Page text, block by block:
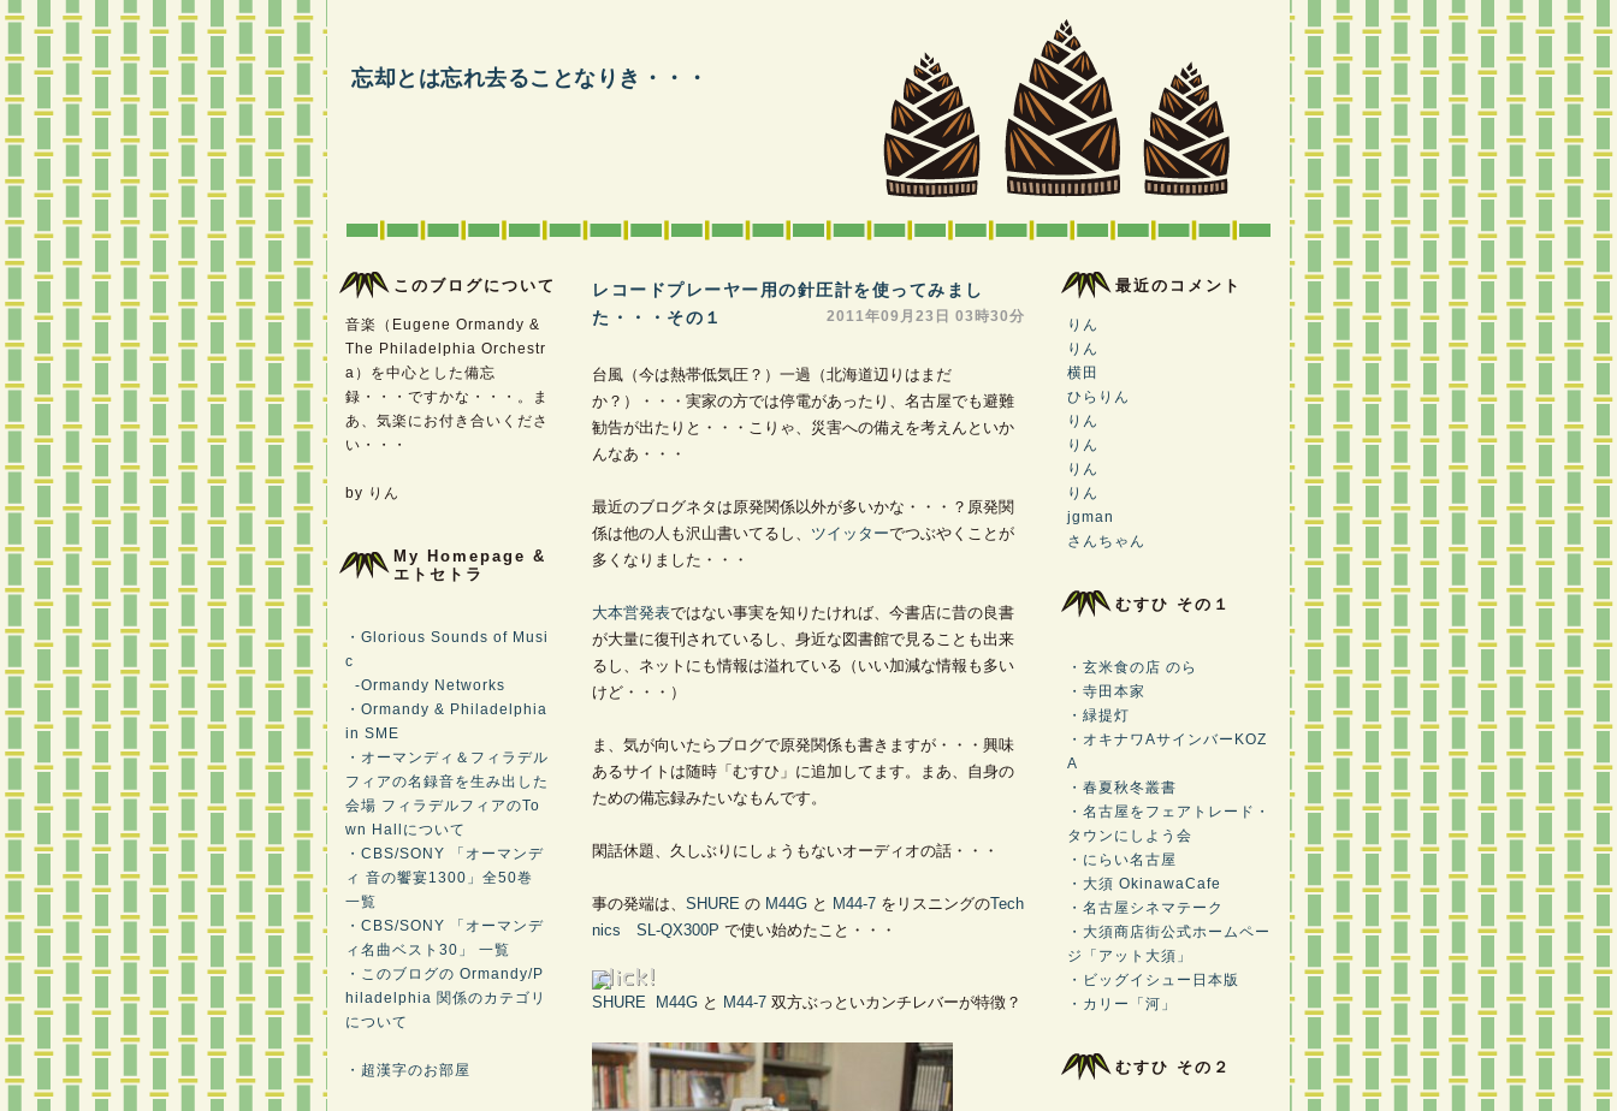
忘却とは忘れ去ることなりき・・・
このブログについて
音楽（Eugene Ormandy &
The Philadelphia Orchestr
a）を中心とした備忘
録・・・ですかな・・・。ま
あ、気楽にお付き合いくださ
い・・・
by りん
My Homepage &
エトセトラ
・Glorious Sounds of Musi
c
-Ormandy Networks
・Ormandy & Philadelphia
in SME
・オーマンディ＆フィラデル
フィアの名録音を生み出した
会場 フィラデルフィアのTo
wn Hallについて
・CBS/SONY 「オーマンデ
ィ 音の饗宴1300」全50巻
一覧
・CBS/SONY 「オーマンデ
ィ名曲ベスト30」 一覧
・このブログの Ormandy/P
hiladelphia 関係のカテゴリ
について
・超漢字のお部屋
レコードプレーヤー用の針圧計を使ってみまし
た・・・その１
2011年09月23日 03時30分
台風（今は熱帯低気圧？）一過（北海道辺りはまだ
か？）・・・実家の方では停電があったり、名古屋でも避難
勧告が出たりと・・・こりゃ、災害への備えを考えんといか
んなあ・・・
最近のブログネタは原発関係以外が多いかな・・・？原発関
係は他の人も沢山書いてるし、 ツイッターでつぶやくことが
多くなりました・・・
大本営発表ではない事実を知りたければ、今書店に昔の良書
が大量に復刊されているし、身近な図書館で見ることも出来
るし、ネットにも情報は溢れている（いい加減な情報も多い
けど・・・）
ま、気が向いたらブログで原発関係も書きますが・・・興味
あるサイトは随時「むすひ」に追加してます。まあ、自身の
ための備忘録みたいなもんです。
閑話休題、久しぶりにしょうもないオーディオの話・・・
事の発端は、 SHURE の M44G と M44-7 をリスニングのTech
nics SL-QX300P で使い始めたこと・・・
SHURE M44G と M44-7 双方ぶっといカンチレバーが特徴？
最近のコメント
りん
りん
横田
ひらりん
りん
りん
りん
りん
jgman
さんちゃん
むすひ その１
・玄米食の店 のら
・寺田本家
・緑提灯
・オキナワAサインバーKOZ
A
・春夏秋冬叢書
・名古屋をフェアトレード・
タウンにしよう会
・にらい名古屋
・大須 OkinawaCafe
・名古屋シネマテーク
・大須商店街公式ホームペー
ジ「アット大須」
・ビッグイシュー日本版
・カリー「河」
むすひ その２